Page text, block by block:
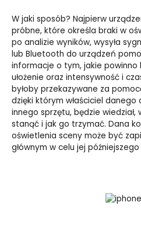
W jaki sposób? Najpierw
próbne, które określa braki w
po analizie wyników, wysyła
lub Bluetooth do urządzeń
informacje o tym, jakie powinno
ułożenie oraz intensywność i
byłoby przekazywane za
dzięki którym właściciel
innego sprzętu, będzie
stanąć i jak go trzymać. Dana
oświetlenia sceny może być
głównym w celu jej późniejszego